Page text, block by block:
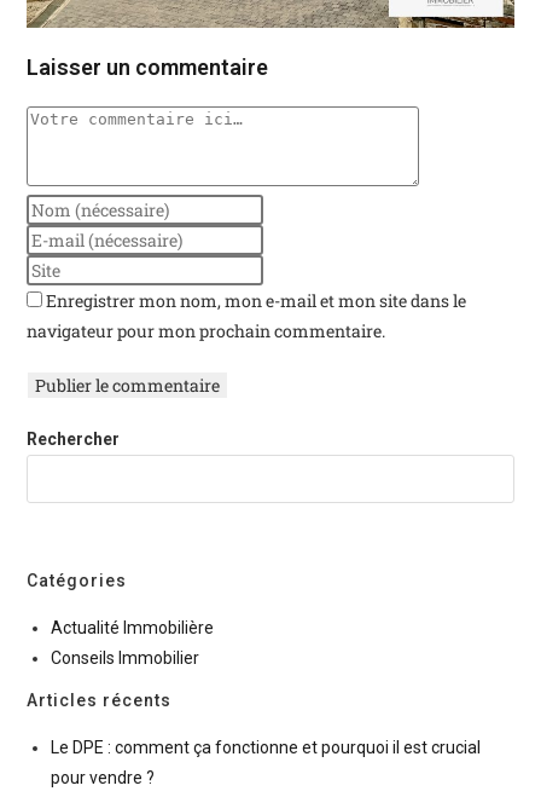
Laisser un commentaire
Enregistrer mon nom, mon e-mail et mon site dans le
navigateur pour mon prochain commentaire.
Rechercher
Catégories
Actualité Immobilière
Conseils Immobilier
Articles récents
Le DPE : comment ça fonctionne et pourquoi il est crucial
pour vendre ?